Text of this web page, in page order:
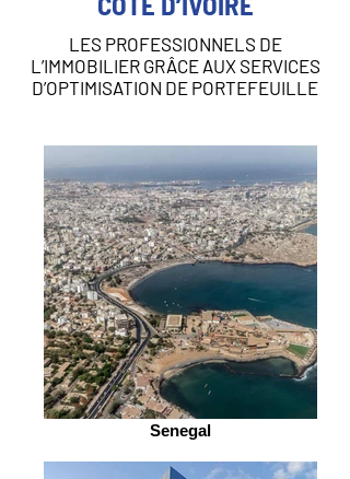
LES PROFESSIONNELS DE
L’IMMOBILIER GRÂCE AUX SERVICES
D’OPTIMISATION DE PORTEFEUILLE
Senegal